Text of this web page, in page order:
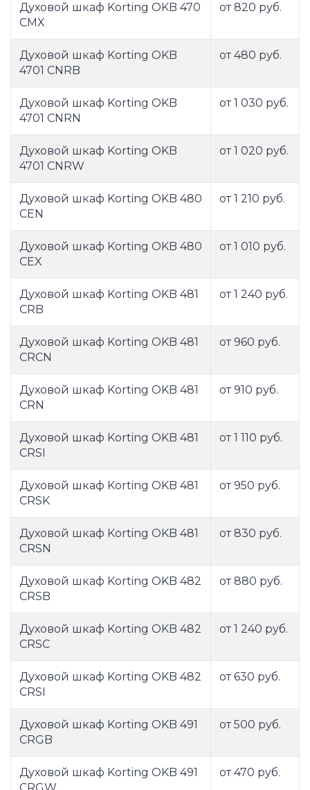
Духовой шкаф Korting OKB 470
CMX
от 820 руб.
Духовой шкаф Korting OKB
4701 CNRB
от 480 руб.
Духовой шкаф Korting OKB
4701 CNRN
от 1 030 руб.
Духовой шкаф Korting OKB
4701 CNRW
от 1 020 руб.
Духовой шкаф Korting OKB 480
CEN
от 1 210 руб.
Духовой шкаф Korting OKB 480
CEX
от 1 010 руб.
Духовой шкаф Korting OKB 481
CRB
от 1 240 руб.
Духовой шкаф Korting OKB 481
CRCN
от 960 руб.
Духовой шкаф Korting OKB 481
CRN
от 910 руб.
Духовой шкаф Korting OKB 481
CRSI
от 1 110 руб.
Духовой шкаф Korting OKB 481
CRSK
от 950 руб.
Духовой шкаф Korting OKB 481
CRSN
от 830 руб.
Духовой шкаф Korting OKB 482
CRSB
от 880 руб.
Духовой шкаф Korting OKB 482
CRSC
от 1 240 руб.
Духовой шкаф Korting OKB 482
CRSI
от 630 руб.
Духовой шкаф Korting OKB 491
CRGB
от 500 руб.
Духовой шкаф Korting OKB 491
от 470 руб.